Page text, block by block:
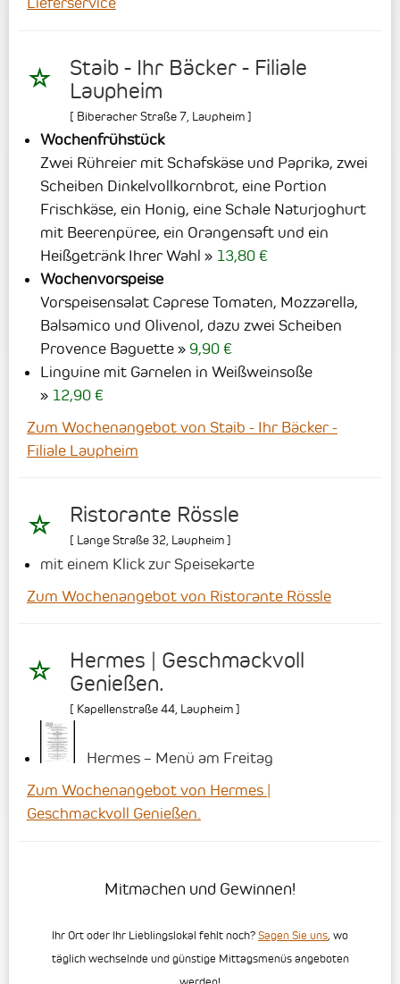
Staib - Ihr Bäcker - Filiale
Laupheim
[ Biberacher Straße 7 Laupheim]
Wochenfrühstück
Zwei Rühreier mit Schafskäse und Paprika, zwei
Scheiben Dinkelvollkornbrot, eine Portion
Frischkäse, ein Honig, eine Schale Naturjoghurt
mit Beerenpüree, ein Orangensaft und ein
Heißgetränk Ihrer Wahl
13,80 €
Wochenvorspeise
Vorspeisensalat Caprese Tomaten, Mozzarella,
Balsamico und Olivenol, dazu zwei Scheiben
Provence Baguette
9,90 €
Linguine mit Garnelen in Weißweinsoße
12,90 €
Zum Wochenangebot von Staib - Ihr Bäcker -
Filiale Laupheim
Ristorante Rössle
[ Lange Straße 32 Laupheim]
mit einem Klick zur Speisekarte
Zum Wochenangebot von Ristorante Rössle
Hermes | Geschmackvoll
Genießen.
[ Kapellenstraße 44 Laupheim]
Hermes – Menü am Freitag
Zum Wochenangebot von Hermes |
Geschmackvoll Genießen.
Mitmachen und Gewinnen!
Ihr Ort oder Ihr Lieblingslokal fehlt noch? Sagen Sie uns , wo
täglich wechselnde und günstige Mittagsmenüs angeboten